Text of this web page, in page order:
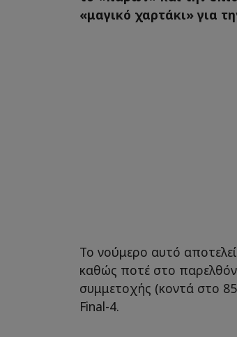
«μαγικό χαρτάκι» για
Το νούμερο αυτό
καθώς ποτέ στο
συμμετοχής (κοντά στο
Final-4.